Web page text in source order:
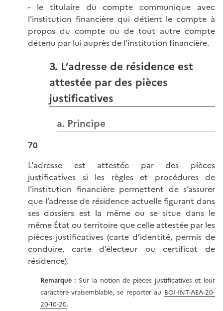
- le titulaire du compte communique avec
l’institution financière qui détient le compte à
propos du compte ou de tout autre compte
détenu par lui auprès de l’institution financière.
3. L’adresse de résidence est
attestée par des pièces
justificatives
a. Principe
70
L'adresse est attestée par des pièces
justificatives si les règles et procédures de
l’institution financière permettent de s’assurer
que l’adresse de résidence actuelle figurant dans
ses dossiers est la même ou se situe dans le
même État ou territoire que celle attestée par les
pièces justificatives (carte d’identité, permis de
conduire, carte d’électeur ou certificat de
résidence).
Remarque : Sur la notion de pièces justificatives et leur
caractère vraisemblable, se reporter au BOI-INT-AEA-20-
20-10-20.